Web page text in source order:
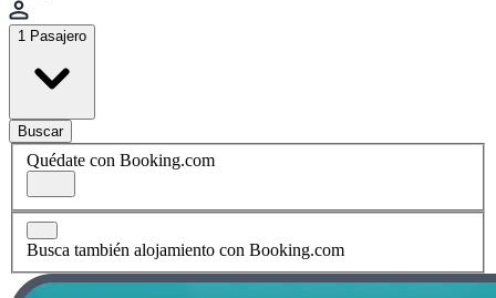
1 Pasajero
Buscar
Quédate con Booking.com
Busca también alojamiento con Booking.com